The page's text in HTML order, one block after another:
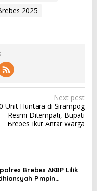
2025
Next post
Unit Huntara di Sirampog
Resmi Ditempati, Bupati
Brebes Ikut Antar Warga
Brebes AKBP Lilik
Pimpin